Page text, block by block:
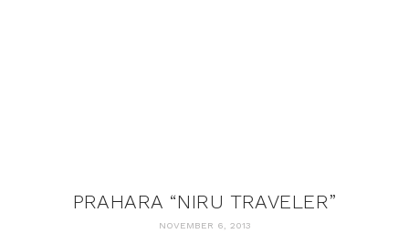
PRAHARA “NIRU TRAVELER”
NOVEMBER 6, 2013